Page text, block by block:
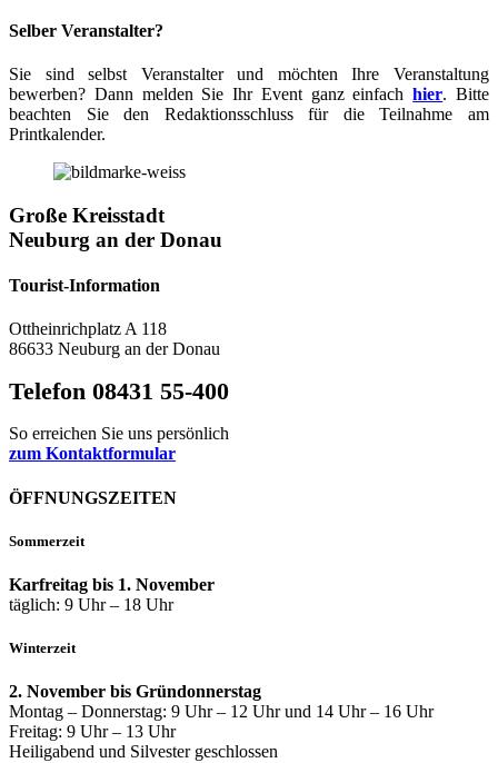
Selber Veranstalter?
Sie sind selbst Veranstalter und möchten Ihre Veranstaltung
bewerben? Dann melden Sie Ihr Event ganz einfachhier. Bitte
beachten Sie den Redaktionsschluss für die Teilnahme am
Printkalender.
Große Kreisstadt
Neuburg an der Donau
Tourist-Information
Ottheinrichplatz A 118
86633 Neuburg an der Donau
Telefon 08431 55-400
So erreichen Sie uns persönlich
zum Kontaktformular
ÖFFNUNGSZEITEN
Sommerzeit
Karfreitag bis 1. November
täglich: 9 Uhr – 18 Uhr
Winterzeit
2. November bis Gründonnerstag
Montag – Donnerstag: 9 Uhr – 12 Uhr und 14 Uhr – 16 Uhr
Freitag: 9 Uhr – 13 Uhr
Heiligabend und Silvester geschlossen